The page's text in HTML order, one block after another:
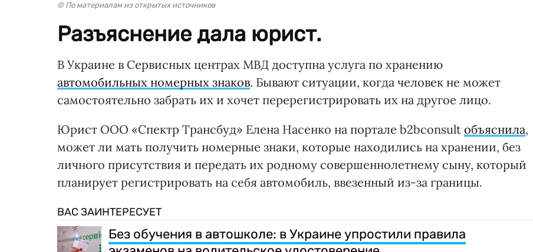
© По материалам из открытых источников
Разъяснение дала юрист.
В Украине в Сервисных центрах МВД доступна услуга по хранению
автомобильных номерных знаков. Бывают ситуации, когда человек не может
самостоятельно забрать их и хочет перерегистрировать их на другое лицо.
Юрист ООО «Спектр Трансбуд» Елена Насенко на портале b2bconsult объяснила,
может ли мать получить номерные знаки, которые находились на хранении, без
личного присутствия и передать их родному совершеннолетнему сыну, который
планирует регистрировать на себя автомобиль, ввезенный из-за границы.
ВАС ЗАИНТЕРЕСУЕТ
Без обучения в автошколе: в Украине упростили правила